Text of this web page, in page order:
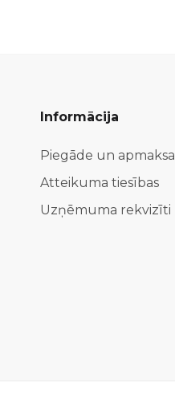
Informācija
Piegāde un apmaksa
Atteikuma tiesības
Uzņēmuma rekvizīti